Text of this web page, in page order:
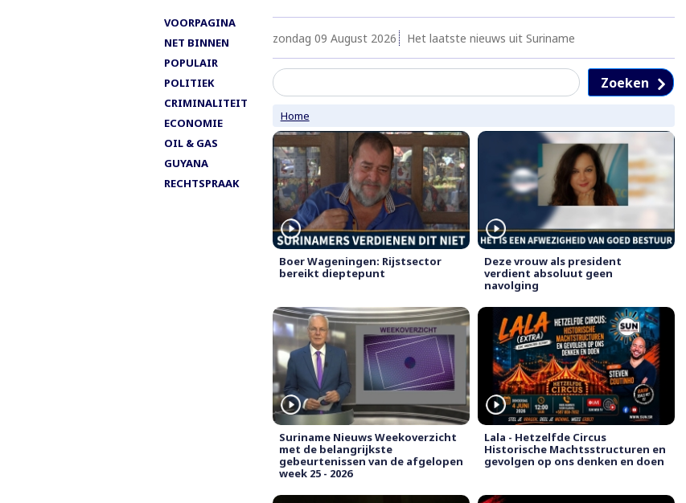
VOORPAGINA
NET BINNEN
POPULAIR
POLITIEK
CRIMINALITEIT
ECONOMIE
OIL & GAS
GUYANA
RECHTSPRAAK
zondag 09 August 2026 Het laatste nieuws uit Suriname
Zoeken
Home
Boer Wageningen: Rijstsector
bereikt dieptepunt
Deze vrouw als president
verdient absoluut geen
navolging
Suriname Nieuws Weekoverzicht
met de belangrijkste
gebeurtenissen van de afgelopen
week 25 - 2026
Lala - Hetzelfde Circus
Historische Machtsstructuren en
gevolgen op ons denken en doen